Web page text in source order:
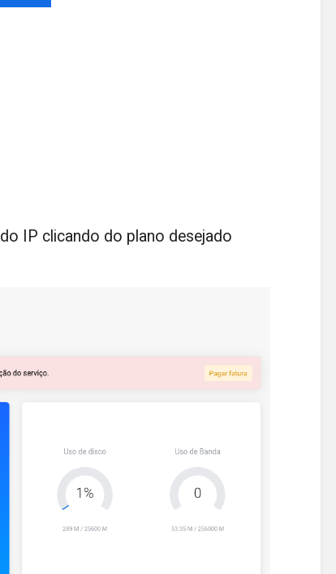
IP clicando do plano desejado